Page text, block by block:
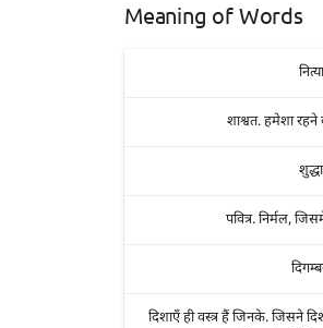
Meaning of Words
शाश्वत. हमेशा रहने
पवित्र. निर्मल,
दिशाएँ ही वस्त्र हैं जिनके. जिसने